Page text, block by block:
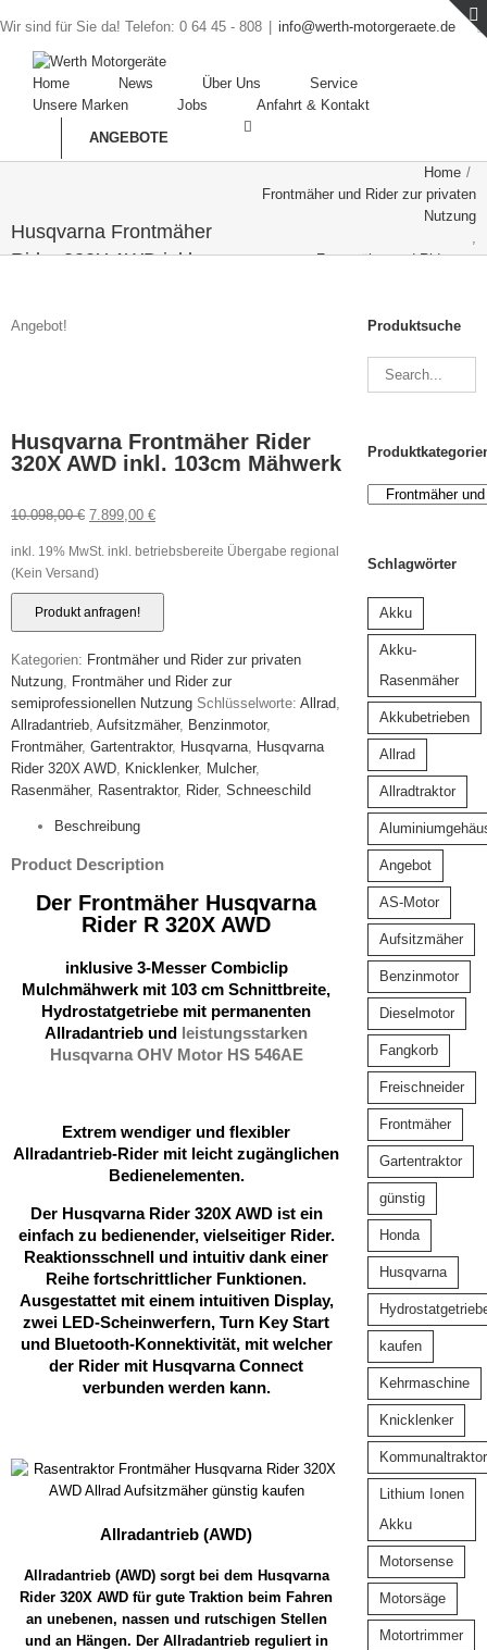
Wir sind für Sie da! Telefon: 0 64 45 - 808 info@werth-motorgeraete.de
Home News Über Uns
Service
Unsere Marken
Jobs
Anfahrt & Kontakt
ANGEBOTE
Husqvarna Frontmäher
Rider 320X AWD inkl.
Home /
Frontmäher und Rider zur privaten
Nutzung
,
Frontmäher und Rider zur
Husqvarna Frontmäher Rider 320X
Angebot!
Husqvarna Frontmäher Rider
320X AWD inkl. 103cm Mähwerk
10.098,00€ 7.899,00 €
inkl. 19% MwSt. inkl. betriebsbereite Übergabe regional
(Kein Versand)
Kategorien: Frontmäher und Rider zur privaten
Nutzung, Frontmäher und Rider zur
semiprofessionellen Nutzung Schlüsselworte: Allrad,
Allradantrieb, Aufsitzmäher, Benzinmotor,
Frontmäher, Gartentraktor, Husqvarna, Husqvarna
Rider 320X AWD, Knicklenker, Mulcher,
Rasenmäher, Rasentraktor, Rider, Schneeschild
Beschreibung
Product Description
Der Frontmäher Husqvarna
Rider R 320X AWD
inklusive 3-Messer Combiclip
Mulchmähwerk mit 103 cm Schnittbreite,
Hydrostatgetriebe mit permanenten
Allradantrieb und leistungsstarken
Husqvarna OHV Motor HS 546AE
Extrem wendiger und flexibler
Allradantrieb-Rider mit leicht zugänglichen
Bedienelementen.
Der Husqvarna Rider 320X AWD ist ein
einfach zu bedienender, vielseitiger Rider.
Reaktionsschnell und intuitiv dank einer
Reihe fortschrittlicher Funktionen.
Ausgestattet mit einem intuitiven Display,
zwei LED-Scheinwerfern, Turn Key Start
und Bluetooth-Konnektivität, mit welcher
der Rider mit Husqvarna Connect
verbunden werden kann.
Allradantrieb (AWD)
Allradantrieb (AWD) sorgt bei dem Husqvarna
Rider 320X AWD für gute Traktion beim Fahren
an unebenen, nassen und rutschigen Stellen
und an Hängen. Der Allradantrieb reguliert in
Produktsuche
Schlagwörter
Akku
Akku-
Rasenmäher
Akkubetrieben
Allrad
Allradtraktor
Angebot
AS-Motor
Aufsitzmäher
Benzinmotor
Dieselmotor
Fangkorb
Freischneider
Frontmäher
Gartentraktor
günstig
Honda
Husqvarna
kaufen
Kehrmaschine
Knicklenker
Kommunaltraktor
Lithium Ionen
Akku
Motorsense
Motorsäge
Motortrimmer